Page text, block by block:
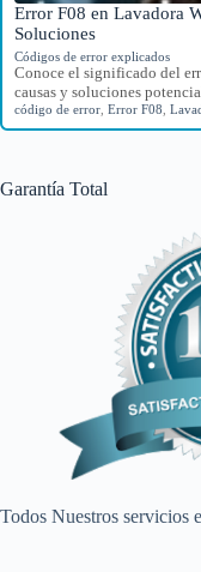
Error F08 en Lavadora
Soluciones
Códigos de error explicados
Conoce el significado del
causas y soluciones
código de error Error F08
Garantía Total
Todos Nuestros servicios